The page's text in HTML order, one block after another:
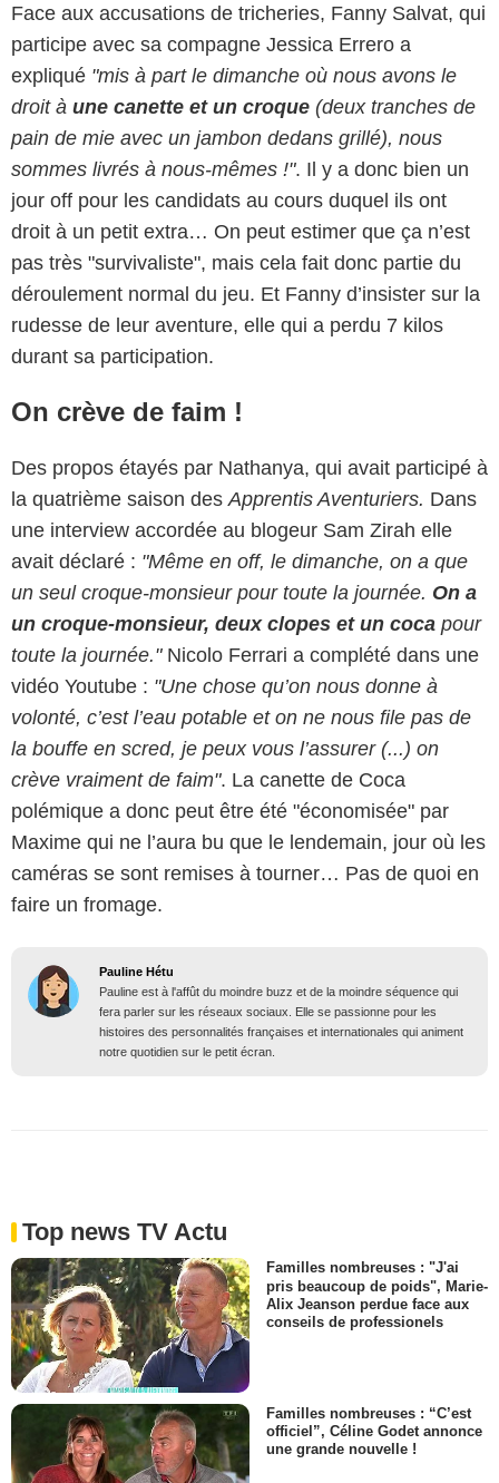
Face aux accusations de tricheries, Fanny Salvat, qui
participe avec sa compagne Jessica Errero a
expliqué "mis à part le dimanche où nous avons le
droit à une canette et un croque (deux tranches de
pain de mie avec un jambon dedans grillé), nous
sommes livrés à nous-mêmes !". Il y a donc bien un
jour off pour les candidats au cours duquel ils ont
droit à un petit extra… On peut estimer que ça n’est
pas très "survivaliste", mais cela fait donc partie du
déroulement normal du jeu. Et Fanny d’insister sur la
rudesse de leur aventure, elle qui a perdu 7 kilos
durant sa participation.
On crève de faim !
Des propos étayés par Nathanya, qui avait participé à
la quatrième saison desApprentis Aventuriers. Dans
une interview accordée au blogeur Sam Zirah elle
avait déclaré : "Même en off, le dimanche, on a que
un seul croque-monsieur pour toute la journée. On a
un croque-monsieur, deux clopes et un coca pour
toute la journée."Nicolo Ferrari a complété dans une
vidéo Youtube : "Une chose qu’on nous donne à
volonté, c’est l’eau potable et on ne nous file pas de
la bouffe en scred, je peux vous l’assurer (...) on
crève vraiment de faim". La canette de Coca
polémique a donc peut être été "économisée" par
Maxime qui ne l’aura bu que le lendemain, jour où les
caméras se sont remises à tourner… Pas de quoi en
faire un fromage.
Pauline Hétu
Pauline est à l'affût du moindre buzz et de la moindre séquence qui
fera parler sur les réseaux sociaux. Elle se passionne pour les
histoires des personnalités françaises et internationales qui animent
notre quotidien sur le petit écran.
Top news TV Actu
Familles nombreuses : "J'ai
pris beaucoup de poids", Marie-
Alix Jeanson perdue face aux
conseils de professionels
Familles nombreuses : “C’est
officiel”, Céline Godet annonce
une grande nouvelle !